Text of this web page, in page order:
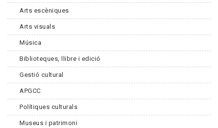
Arts escèniques
Arts visuals
Música
Biblioteques, llibre i edició
Gestió cultural
APGCC
Polítiques culturals
Museus i patrimoni